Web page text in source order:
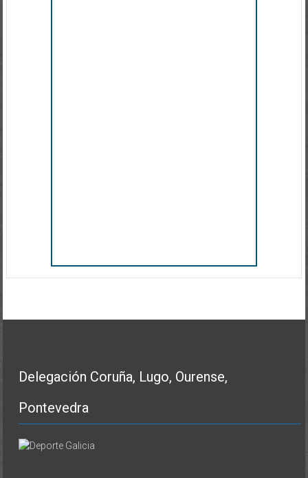
Delegación Coruña, Lugo, Ourense,
Pontevedra